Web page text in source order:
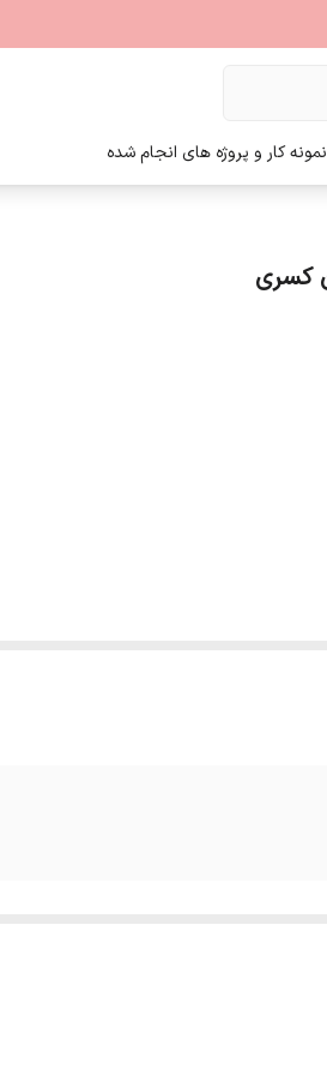
نمونه کار و پروژه های انجام شده